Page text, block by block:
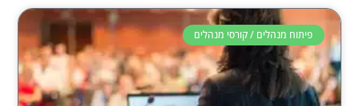
פיתוח מנהלים / קורסי מנהלים